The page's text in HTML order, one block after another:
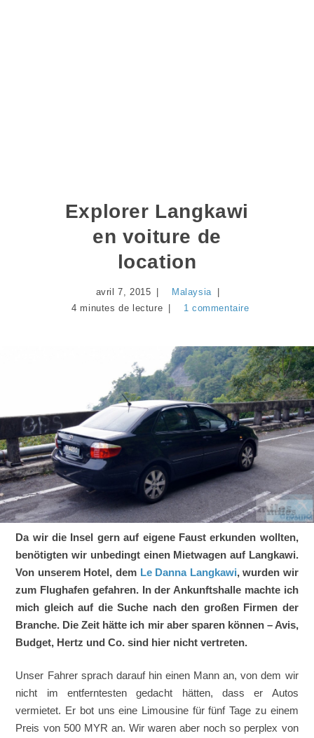
Explorer Langkawi
en voiture de
location
avril 7, 2015
Malaysia
4 minutes de lecture
1 commentaire
Da wir die Insel gern auf eigene Faust erkunden wollten,
benötigten wir unbedingt einen Mietwagen auf Langkawi.
Von unserem Hotel, dem Le Danna Langkawi, wurden wir
zum Flughafen gefahren. In der Ankunftshalle machte ich
mich gleich auf die Suche nach den großen Firmen der
Branche. Die Zeit hätte ich mir aber sparen können – Avis,
Budget, Hertz und Co. sind hier nicht vertreten.
Unser Fahrer sprach darauf hin einen Mann an, von dem wir
nicht im entferntesten gedacht hätten, dass er Autos
vermietet. Er bot uns eine Limousine für fünf Tage zu einem
Preis von 500 MYR an. Wir waren aber noch so perplex von